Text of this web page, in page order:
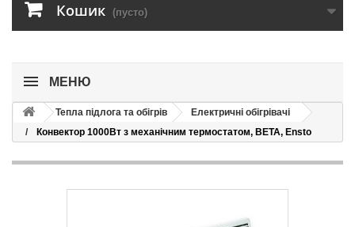
Кошик (пусто)
МЕНЮ
Тепла підлога та обігрів
Електричні обігрівачі
Конвектор 1000Вт з механічним термостатом, ВЕТА, Ensto